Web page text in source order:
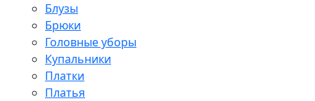
Блузы
Брюки
Головные уборы
Купальники
Платки
Платья